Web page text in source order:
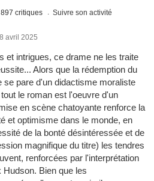
897 critiques Suivre son activité
avril 2025
et intrigues, ce drame ne les traite
Alors que la rédemption du
se pare d'un didactisme moraliste
le roman est l'oeuvre d'un
en scène chatoyante renforce la
et optimisme dans le monde, en
de la bonté désintéressée et de
magnifique du titre) les tendres
renforcées par l'interprétation
Bien que les